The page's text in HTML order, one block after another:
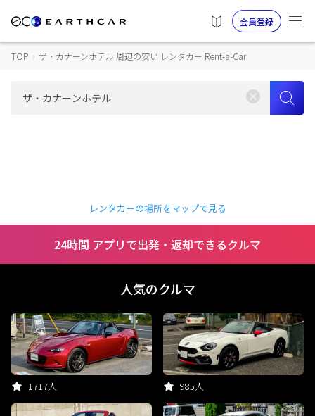
会員登録
TOP › ザ・カナーンホテル 周辺の安い レンタカー Rent-a-Car
レンタカーの場所をマップで見る
24時間 アプリで出発・返却できるクルマ
人気のクルマ
1717人 985人